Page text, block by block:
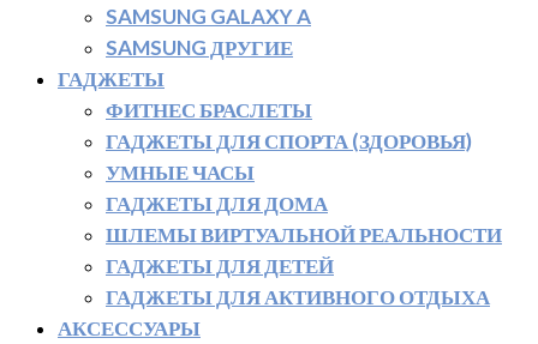
SAMSUNG GALAXY A
SAMSUNG ДРУГИЕ
ГАДЖЕТЫ
ФИТНЕС БРАСЛЕТЫ
ГАДЖЕТЫ ДЛЯ СПОРТА (ЗДОРОВЬЯ)
УМНЫЕ ЧАСЫ
ГАДЖЕТЫ ДЛЯ ДОМА
ШЛЕМЫ ВИРТУАЛЬНОЙ РЕАЛЬНОСТИ
ГАДЖЕТЫ ДЛЯ ДЕТЕЙ
ГАДЖЕТЫ ДЛЯ АКТИВНОГО ОТДЫХА
АКСЕССУАРЫ